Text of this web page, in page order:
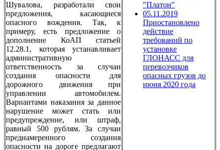
Шувалова, разработали свои
предложения, касающиеся
опасного вождения. Так, к
примеру, есть предложение о
дополнение КоАП статьей
12.28.1, которая устанавливает
административную
ответственность за случаи
создания опасности для
дорожного движения при
управлении автомобилем.
Вариантами наказания за данное
нарушение может стать или
предупреждение, или штраф,
равный 500 рублям. За случаи
преднамеренного создания
опасности на дороге предлагают
"Платон"
05.11.2019
Приостановлено
действие
требований по
установке
ГЛОНАСС для
перевозчиков
опасных грузов до
июня 2020 года